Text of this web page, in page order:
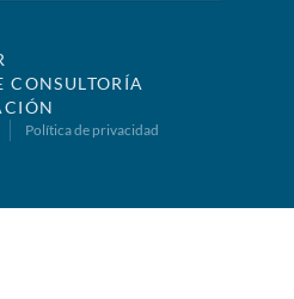
CONSULTORÍA
Política de privacidad